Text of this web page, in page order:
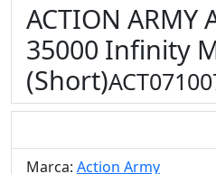
ACTION ARMY
35000 Infinity
(Short)
Marca: Action Army